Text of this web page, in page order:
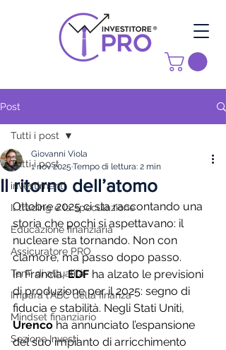
Post
Tutti i post
investimenti
Il trading e la speculazione
Educazione finanziaria
Assicuratore PRO
Temi di attualità
Impara l'ABC della finanza
Mindset finanziario
Sezione Investi
Tutti i post
Il ritorno dell’atomo
Giovanni Viola
1 nov 2025 Tempo di lettura: 2 min
Ottobre 2025 ci sta raccontando una
storia che pochi si aspettavano: il
nucleare sta tornando. Non con
clamore, ma passo dopo passo.
In Francia, EDF ha alzato le previsioni
di produzione per il 2025: segno di
fiducia e stabilità. Negli Stati Uniti,
Urenco ha annunciato l’espansione
del suo impianto di arricchimento